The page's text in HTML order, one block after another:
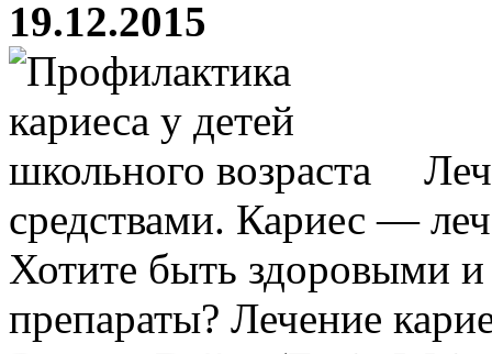
19.12.2015
средствами. Кариес —
Хотите быть здоровыми и
препараты? Лечение